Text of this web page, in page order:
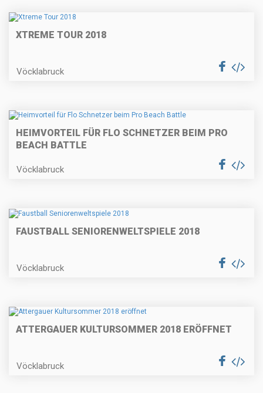
XTREME TOUR 2018
Vöcklabruck
HEIMVORTEIL FÜR FLO SCHNETZER BEIM PRO
BEACH BATTLE
Vöcklabruck
FAUSTBALL SENIORENWELTSPIELE 2018
Vöcklabruck
ATTERGAUER KULTURSOMMER 2018 ERÖFFNET
Vöcklabruck